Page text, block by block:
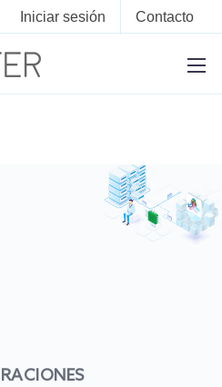
Iniciar sesión Contacto